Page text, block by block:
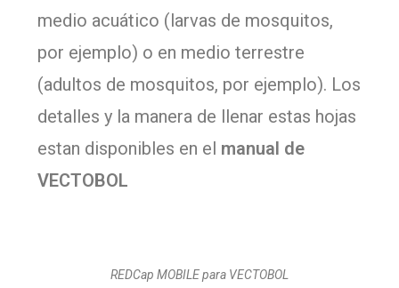
medio acuático (larvas de mosquitos,
por ejemplo) o en medio terrestre
(adultos de mosquitos, por ejemplo). Los
detalles y la manera de llenar estas hojas
estan disponibles en el manual de
VECTOBOL
REDCap MOBILE para VECTOBOL